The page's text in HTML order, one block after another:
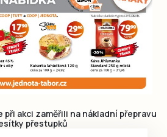
Přihlásit se
se přes Facebook
účet, chci seRegistrovat
Čtenáři píší
Speciální přílohy
Inzerce
akci zaměřili na nákladní přepravu
přestupků